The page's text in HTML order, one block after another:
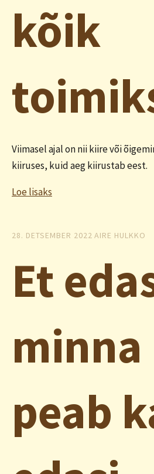
kõik
Viimasel ajal on nii kiire või
kiiruses, kuid aeg kiirustab eest.
Loe lisaks
28. DETSEMBER 2022 AIRE HULKKO
Et
minna
peab